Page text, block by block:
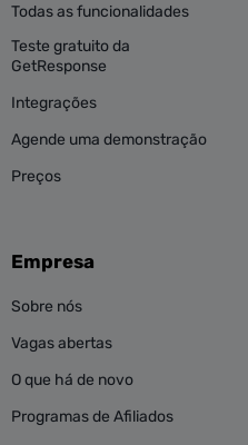
Todas as funcionalidades
Teste gratuito da
GetResponse
Integrações
Agende uma demonstração
Preços
Empresa
Sobre nós
Vagas abertas
O que há de novo
Programas de Afiliados